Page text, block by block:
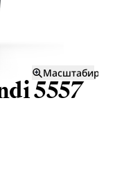
5557